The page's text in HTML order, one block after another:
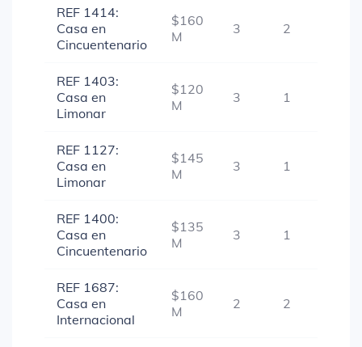
REF 1414:
Casa en
Cincuentenario
$160
M
3 2
REF 1403:
Casa en
Limonar
$120
M
3 1
REF 1127:
Casa en
Limonar
$145
M
3 1
REF 1400:
Casa en
Cincuentenario
$135
M
3 1
REF 1687:
Casa en
Internacional
$160
M
2 2